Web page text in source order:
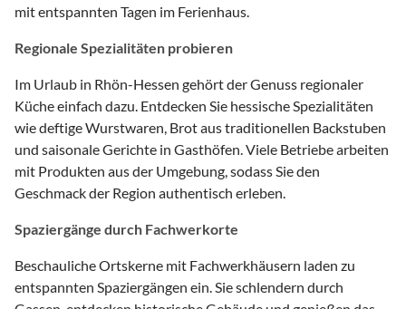
mit entspannten Tagen im Ferienhaus.
Regionale Spezialitäten probieren
Im Urlaub in Rhön-Hessen gehört der Genuss regionaler
Küche einfach dazu. Entdecken Sie hessische Spezialitäten
wie deftige Wurstwaren, Brot aus traditionellen Backstuben
und saisonale Gerichte in Gasthöfen. Viele Betriebe arbeiten
mit Produkten aus der Umgebung, sodass Sie den
Geschmack der Region authentisch erleben.
Spaziergänge durch Fachwerkorte
Beschauliche Ortskerne mit Fachwerkhäusern laden zu
entspannten Spaziergängen ein. Sie schlendern durch